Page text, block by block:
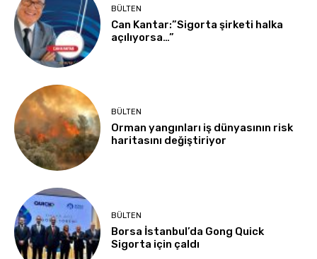
BÜLTEN
Can Kantar:”Sigorta şirketi halka
açılıyorsa…”
BÜLTEN
Orman yangınları iş dünyasının risk
haritasını değiştiriyor
BÜLTEN
Borsa İstanbul’da Gong Quick
Sigorta için çaldı